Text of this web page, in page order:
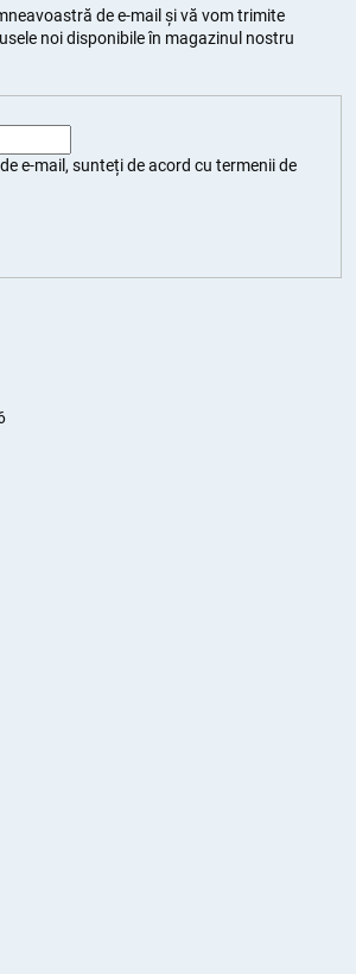
de e-mail şi vă vom trimite
noi disponibile în magazinul nostru
e-mail, sunteți deacord cu termenii de